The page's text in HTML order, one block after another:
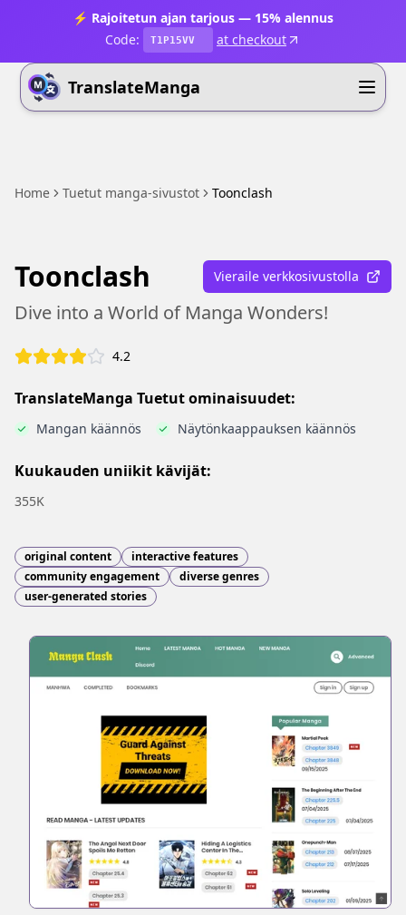
⚡ Rajoitetun ajan tarjous — 15% alennus
Code:
T1P15VV at checkout
TranslateManga
Home Tuetut manga-sivustot Toonclash
Toonclash Vieraile verkkosivustolla
Dive into a World of Manga Wonders!
4.2
TranslateManga Tuetut ominaisuudet:
Mangan käännös Näytönkaappauksen käännös
Kuukauden uniikit kävijät:
355K
original content
interactive features
community engagement
diverse genres
user-generated stories